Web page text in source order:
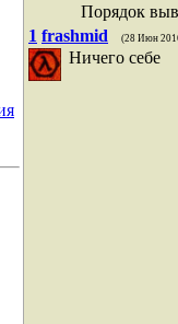
Порядок
1 frashmid (28 Июн
Ничего себе